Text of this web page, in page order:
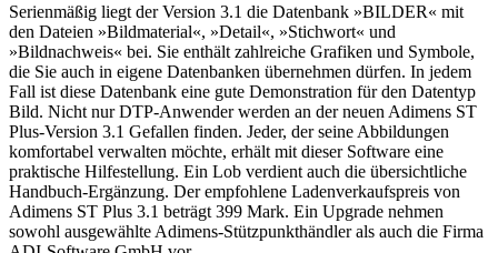
Serienmäßig liegt der Version 3.1 die Datenbank »BILDER« mit
den Dateien »Bildmaterial«, »Detail«, »Stichwort« und
»Bildnachweis« bei. Sie enthält zahlreiche Grafiken und Symbole,
die Sie auch in eigene Datenbanken übernehmen dürfen. In jedem
Fall ist diese Datenbank eine gute Demonstration für den Datentyp
Bild. Nicht nur DTP-Anwender werden an der neuen Adimens ST
Plus-Version 3.1 Gefallen finden. Jeder, der seine Abbildungen
komfortabel verwalten möchte, erhält mit dieser Software eine
praktische Hilfestellung. Ein Lob verdient auch die übersichtliche
Handbuch-Ergänzung. Der empfohlene Ladenverkaufspreis von
Adimens ST Plus 3.1 beträgt 399 Mark. Ein Upgrade nehmen
sowohl ausgewählte Adimens-Stützpunkthändler als auch die Firma